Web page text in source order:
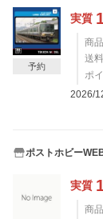
実質
商
送料
ポ
2026/
予約
ポストホビー
実質
商